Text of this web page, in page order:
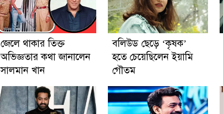
জেলে থাকার তিক্ত
অভিজ্ঞতার কথা জানালেন
সালমান খান
বলিউড ছেড়ে ‘কৃষক’
হতে চেয়েছিলেন ইয়ামি
গৌতম